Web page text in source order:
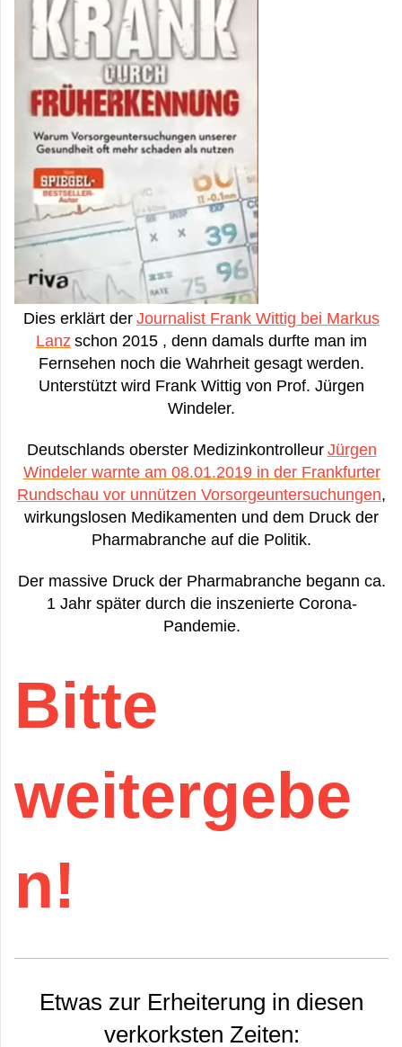
Dies erklärt der Journalist Frank Wittig bei Markus
Lanz schon 2015 , denn damals durfte man im
Fernsehen noch die Wahrheit gesagt werden.
Unterstützt wird Frank Wittig von Prof. Jürgen
Windeler.
Deutschlands oberster Medizinkontrolleur Jürgen
Windeler warnte am 08.01.2019 in der Frankfurter
Rundschau vor unnützen Vorsorgeuntersuchungen,
wirkungslosen Medikamenten und dem Druck der
Pharmabranche auf die Politik.
Der massive Druck der Pharmabranche begann ca.
1 Jahr später durch die inszenierte Corona-
Pandemie.
Bitte
weitergebe
n!
Etwas zur Erheiterung in diesen
verkorksten Zeiten: